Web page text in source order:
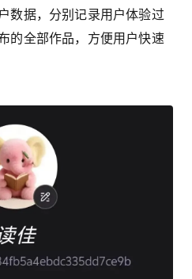
数据，分别记录用户体验过
的全部作品，方便用户快速